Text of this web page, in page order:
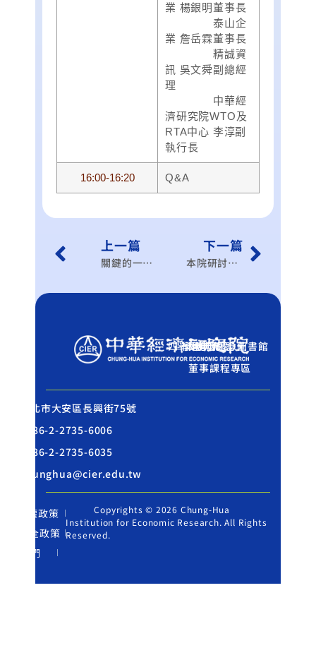
業 楊銀明董事長
泰山企
業 詹岳霖董事長
精誠資
訊 吳文舜副總經
理
中華經
濟研究院WTO及
RTA中心 李淳副
執行長
16:00-16:20 Q&A
上一篇
關鍵的一步：加入TPP/RCEP對我國產業發展之機會與挑戰研討會
下一篇
本院研討會：第二所學術研討會
四十週年院慶
學術典藏
張麗門紀念圖書館
董事課程專區
址: 台北市大安區長興街75號
話: +886-2-2735-6006
真: +886-2-2735-6035
箱: chunghua@cier.edu.tw
隱私權政策
訊安全政策
絡我們
Copyrights © 2026 Chung-Hua
Institution for Economic Research. All Rights
Reserved.